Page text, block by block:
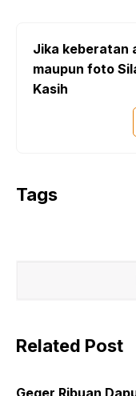
Jika keberatan
maupun foto
Kasih
Tags
Related Post